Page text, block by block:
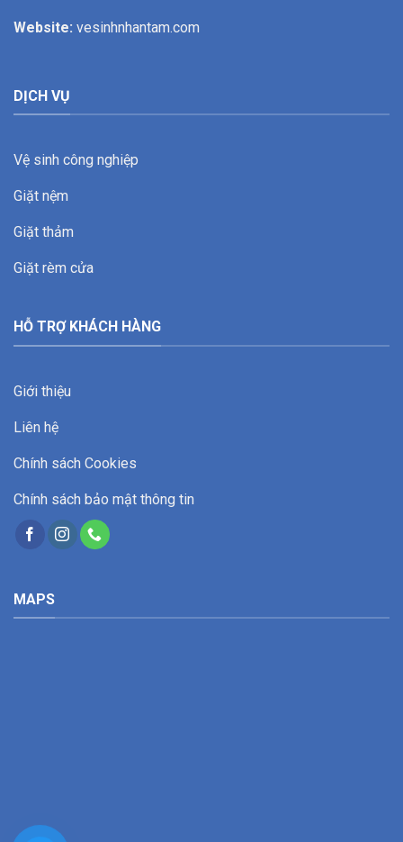
Website: vesinhnhantam.com
DỊCH VỤ
Vệ sinh công nghiệp
Giặt nệm
Giặt thảm
Giặt rèm cửa
HỖ TRỢ KHÁCH HÀNG
Giới thiệu
Liên hệ
Chính sách Cookies
Chính sách bảo mật thông tin
MAPS